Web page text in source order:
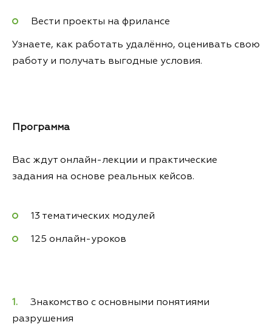
Вести проекты на фрилансе
Узнаете, как работать удалённо, оценивать свою
работу и получать выгодные условия.
Программа
Вас ждут онлайн-лекции и практические
задания на основе реальных кейсов.
13 тематических модулей
125 онлайн-уроков
Знакомство с основными понятиями
разрушения